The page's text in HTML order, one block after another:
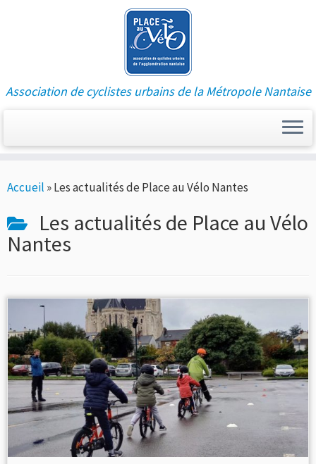
au
Association de cyclistes urbains de la Métropole Nantaise
Accueil »Les actualités de Place au Vélo Nantes
Les actualités de Place au Vélo
Nantes